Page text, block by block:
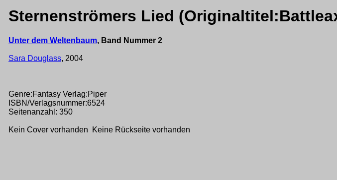
Sternenströmers Lied
Unter dem Weltenbaum, Band Nummer 2
Sara Douglass, 2004
Genre:Fantasy Verlag:Piper
ISBN/Verlagsnummer:6524
Seitenanzahl: 350
Kein Cover vorhanden Keine Rückseite vorhanden